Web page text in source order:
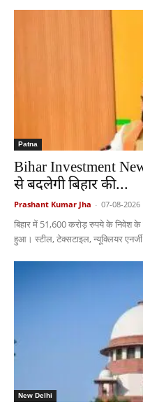
Patna
Bihar Investment
से बदलेगी बिहार की...
Prashant Kumar Jha - 07-08-2026
बिहार में 51,600 करोड़ रुपये के निवेश
हुआ। स्टील, टेक्सटाइल, न्यूक्लियर
New Delhi